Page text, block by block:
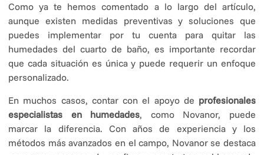
Como ya te hemos comentado a lo largo del artículo,
aunque existen medidas preventivas y soluciones que
puedes implementar por tu cuenta para quitar las
humedades del cuarto de baño, es importante recordar
que cada situación es única y puede requerir un enfoque
personalizado.
En muchos casos, contar con el apoyo de profesionales
especialistas en humedades, como Novanor, puede
marcar la diferencia. Con años de experiencia y los
métodos más avanzados en el campo, Novanor se destaca